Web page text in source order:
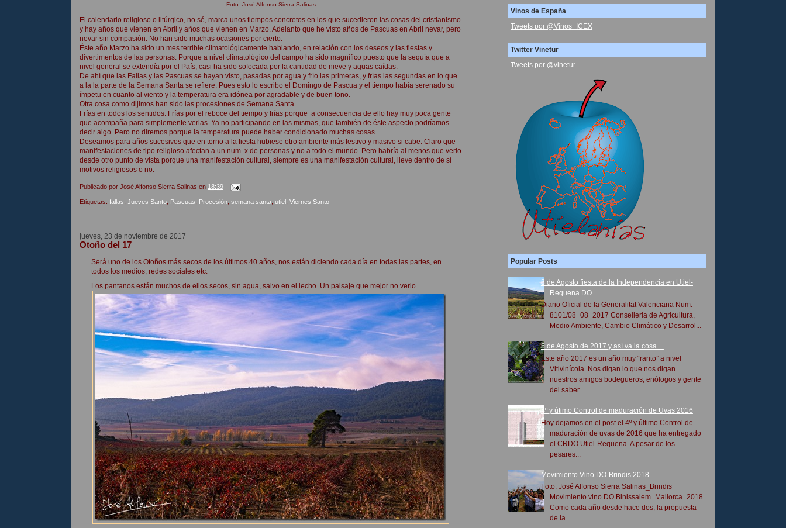
Foto: José Alfonso Sierra Salinas
El calendario religioso o litúrgico, no sé, marca unos tiempos concretos en los que sucedieron las cosas del cristianismo
y hay años que vienen en Abril y años que vienen en Marzo. Adelanto que he visto años de Pascuas en Abril nevar, pero
nevar sin compasión. No han sido muchas ocasiones por cierto.
Éste año Marzo ha sido un mes terrible climatológicamente hablando, en relación con los deseos y las fiestas y
divertimentos de las personas. Porque a nivel climatológico del campo ha sido magnífico puesto que la sequía que a
nivel general se extendía por el País, casi ha sido sofocada por la cantidad de nieve y aguas caídas.
De ahí que las Fallas y las Pascuas se hayan visto, pasadas por agua y frío las primeras, y frías las segundas en lo que
a la la parte de la Semana Santa se refiere. Pues esto lo escribo el Domingo de Pascua y el tiempo había serenado su
ímpetu en cuanto al viento y la temperatura era idónea por agradable y de buen tono.
Otra cosa como dijimos han sido las procesiones de Semana Santa.
Frías en todos los sentidos. Frías por el reboce del tiempo y frías porque a consecuencia de ello hay muy poca gente
que acompaña para simplemente verlas. Ya no participando en las mismas, que también de éste aspecto podríamos
decir algo. Pero no diremos porque la temperatura puede haber condicionado muchas cosas.
Deseamos para años sucesivos que en torno a la fiesta hubiese otro ambiente más festivo y masivo si cabe. Claro que
manifestaciones de tipo religioso afectan a un num. x de personas y no a todo el mundo. Pero habría al menos que verlo
desde otro punto de vista porque una manifestación cultural, siempre es una manifestación cultural, lleve dentro de sí
motivos religiosos o no.
Publicado por José Alfonso Sierra Salinas en 18:39
Etiquetas: fallas Jueves Santo Pascuas Procesión semana santa utiel Viernes Santo
jueves, 23 de noviembre de 2017
Otoño del 17
Será uno de los Otoños más secos de los últimos 40 años, nos están diciendo cada día en todas las partes, en
todos los medios, redes sociales etc.
Los pantanos están muchos de ellos secos, sin agua, salvo en el lecho. Un paisaje que mejor no verlo.
Vinos de España
Tweets por @Vinos_ICEX
Twitter Vinetur
Tweets por @vinetur
Popular Posts
8 de Agosto fiesta de la Independencia en Utiel-
Requena DO
Diario Oficial de la Generalitat Valenciana Num.
8101/08_08_2017 Conselleria de Agricultura,
Medio Ambiente, Cambio Climático y Desarrol...
6 de Agosto de 2017 y así va la cosa…
Este año 2017 es un año muy “rarito” a nivel
Vitivinícola. Nos digan lo que nos digan
nuestros amigos bodegueros, enólogos y gente
del saber...
4º y útimo Control de maduración de Uvas 2016
Hoy dejamos en el post el 4º y último Control de
maduración de uvas de 2016 que ha entregado
el CRDO Utiel-Requena. A pesar de los
pesares...
Movimiento Vino DO-Brindis 2018
Foto: José Alfonso Sierra Salinas_Brindis
Movimiento vino DO Binissalem_Mallorca_2018
Como cada año desde hace dos, la propuesta
de la ...